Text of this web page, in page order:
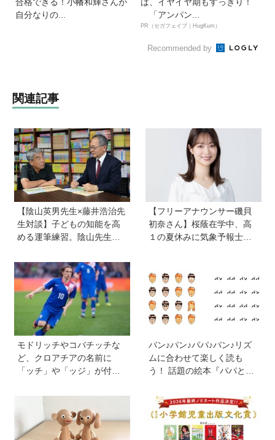
自分なりの...
「アンパン...
PR（セガフェイブ｜HugKum）
Recommended by
関連記事
【陰山英男先生×藤井浩治先
生対談】子どもの知能を高
める運筆練習。陰山先生が
ルできるようになれば、文
字を覚えることなんて簡
単！」という理由は？
【フリーアナウンサー磯貝
初奈さん】桜蔭在学中、高
１の夏休みに気象予報士試
と持ち続ける秘訣とは。親
も「楽しい」をバックアッ
プする方法も
モドリッチやコバチッチな
ど、クロアチアの名前に
「ッチ」や「ッジ」が付く
際問題】
パン♪パン♪パパ♪パン♪リズ
ムに合わせて楽しく読も
う！ 話題の絵本『パパとパ
ット・サニーブックスさん
に聞く子育てと絵本づくり